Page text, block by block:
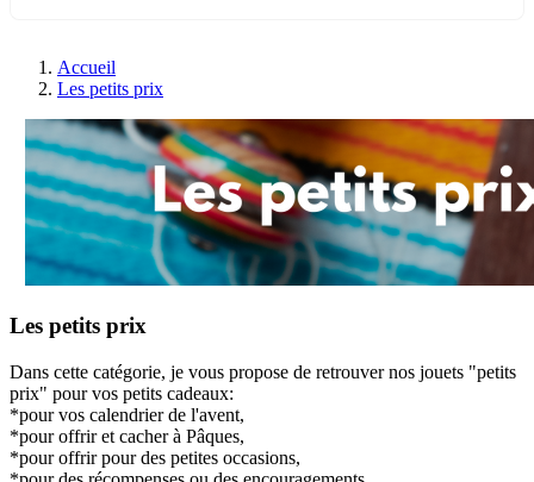
Accueil
Les petits prix
Les petits prix
Dans cette catégorie, je vous propose de retrouver nos jouets "petits
prix" pour vos petits cadeaux:
*pour vos calendrier de l'avent,
*pour offrir et cacher à Pâques,
*pour offrir pour des petites occasions,